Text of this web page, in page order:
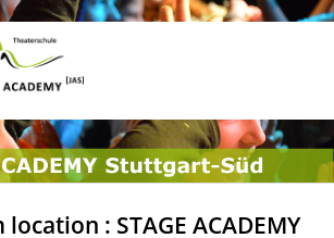
: STAGE ACADEMY